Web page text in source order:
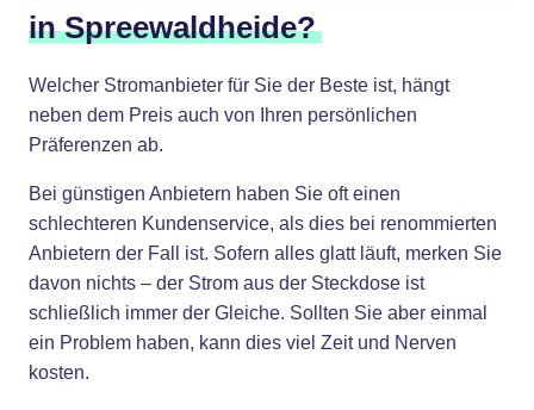
in Spreewaldheide?
Welcher Stromanbieter für Sie der Beste ist, hängt
neben dem Preis auch von Ihren persönlichen
Präferenzen ab.
Bei günstigen Anbietern haben Sie oft einen
schlechteren Kundenservice, als dies bei renommierten
Anbietern der Fall ist. Sofern alles glatt läuft, merken Sie
davon nichts – der Strom aus der Steckdose ist
schließlich immer der Gleiche. Sollten Sie aber einmal
ein Problem haben, kann dies viel Zeit und Nerven
kosten.